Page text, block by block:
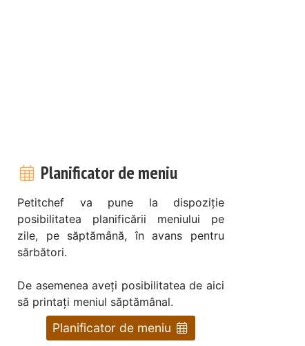
Planificator de meniu
Petitchef va pune la dispoziție
posibilitatea planificării meniului pe
zile, pe săptămână, în avans pentru
sărbători.
De asemenea aveți posibilitatea de aici
să printați meniul săptămânal.
Planificator de meniu